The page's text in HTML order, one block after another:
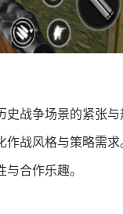
战争场景的紧张与
战风格与策略需求
合作乐趣。